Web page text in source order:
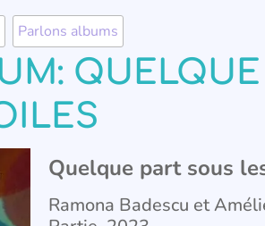
Parlons albums
QUELQUE
Quelque part sous
Ramona Badescu et